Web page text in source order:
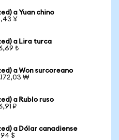
a Yuan chino
¥
a Lira turca
₺
a Won surcoreano
₩
a Rublo ruso
₽
a Dólar canadiense
$